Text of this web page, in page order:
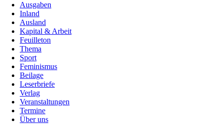
Ausgaben
Inland
Ausland
Kapital & Arbeit
Feuilleton
Thema
Sport
Feminismus
Beilage
Leserbriefe
Verlag
Veranstaltungen
Termine
Über uns